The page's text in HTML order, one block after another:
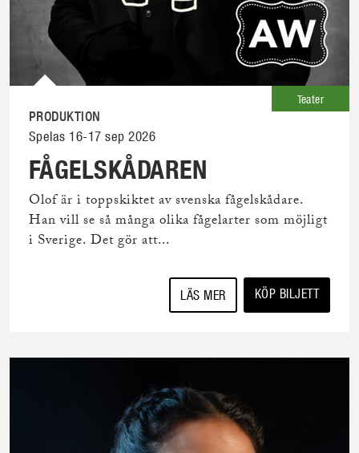
Teater
PRODUKTION
Spelas 16-17 sep 2026
FÅGELSKÅDAREN
Olof är i toppskiktet av svenska fågelskådare.
Han vill se så många olika fågelarter som möjligt
i Sverige. Det gör att...
LÄS MER KÖP BILJETT